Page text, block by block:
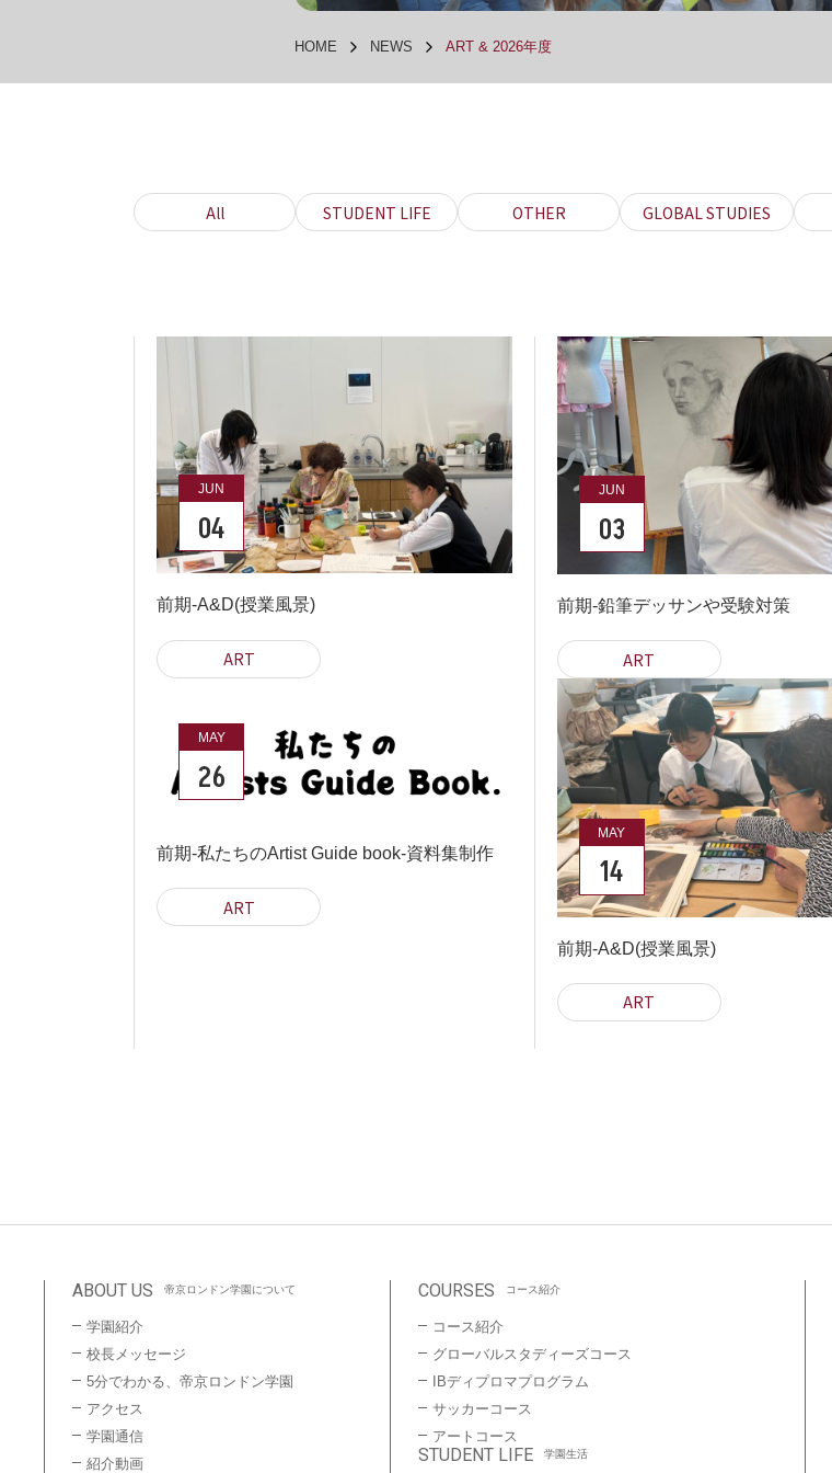
HOME NEWS ART & 2026年度
All STUDENT LIFE OTHER GLOBAL STUDIES
JUN
04
前期-A&D(授業風景)
ART
JUN
03
前期-鉛筆デッサンや受験対策
ART
MAY
26
前期-私たちのArtist Guide book-資料集制作
ART
MAY
14
前期-A&D(授業風景)
ART
ABOUT US 帝京ロンドン学園について
学園紹介
校長メッセージ
5分でわかる、帝京ロンドン学園
アクセス
学園通信
紹介動画
COURSES コース紹介
コース紹介
グローバルスタディーズコース
IBディプロマプログラム
サッカーコース
アートコース
STUDENT LIFE 学園生活